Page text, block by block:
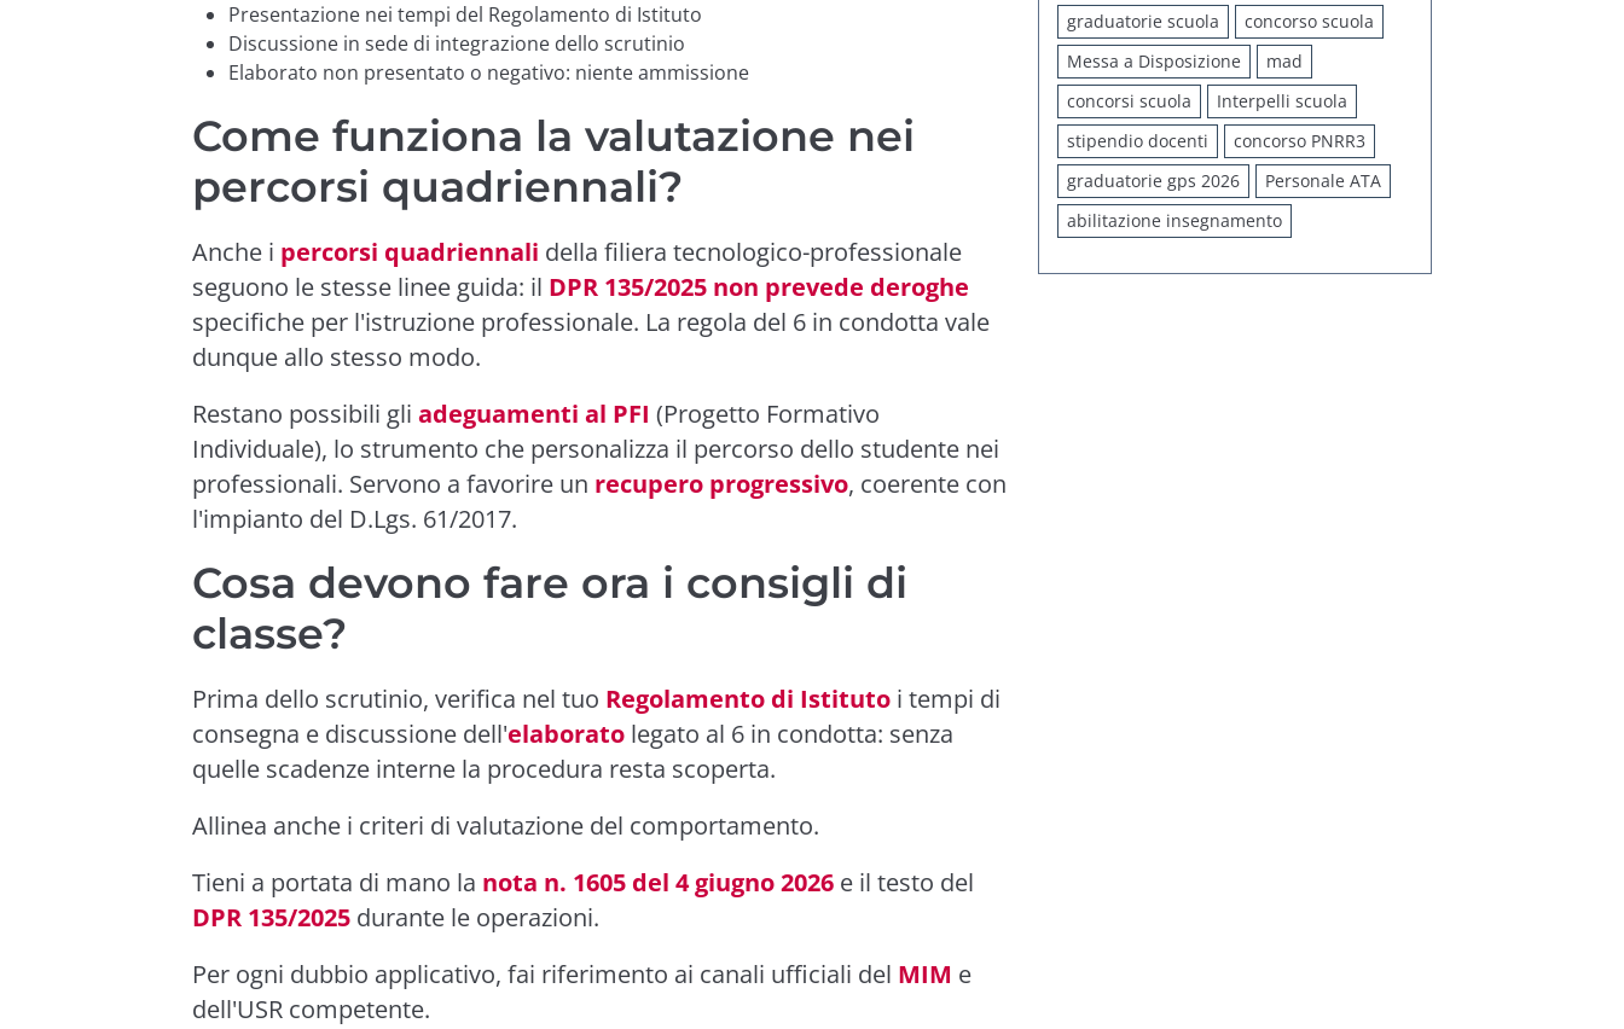
Presentazione nei tempi del Regolamento di Istituto
Discussione in sede di integrazione dello scrutinio
Elaborato non presentato o negativo: niente ammissione
Come funziona la valutazione nei
percorsi quadriennali?
Anche i percorsi quadriennali della filiera tecnologico-professionale
seguono le stesse linee guida: il DPR 135/2025 non prevede deroghe
specifiche per l'istruzione professionale. La regola del 6 in condotta vale
dunque allo stesso modo.
Restano possibili gli adeguamenti al PFI (Progetto Formativo
Individuale), lo strumento che personalizza il percorso dello studente nei
professionali. Servono a favorire un recupero progressivo, coerente con
l'impianto del D.Lgs. 61/2017.
Cosa devono fare ora i consigli di
classe?
Prima dello scrutinio, verifica nel tuo Regolamento di Istituto i tempi di
consegna e discussione dell'elaborato legato al 6 in condotta: senza
quelle scadenze interne la procedura resta scoperta.
Allinea anche i criteri di valutazione del comportamento.
Tieni a portata di mano la nota n. 1605 del 4 giugno 2026 e il testo del
DPR 135/2025 durante le operazioni.
Per ogni dubbio applicativo, fai riferimento ai canali ufficiali del MIM e
dell'USR competente.
graduatorie scuola
concorso scuola
Messa a Disposizione
mad
concorsi scuola
Interpelli scuola
stipendio docenti
concorso PNRR3
graduatorie gps 2026
Personale ATA
abilitazione insegnamento